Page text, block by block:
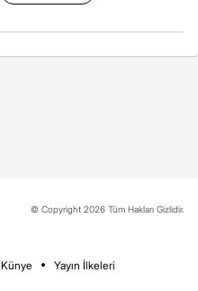
© Copyright 2026 Tüm Hakları Gizlidir.
Künye Yayın İlkeleri